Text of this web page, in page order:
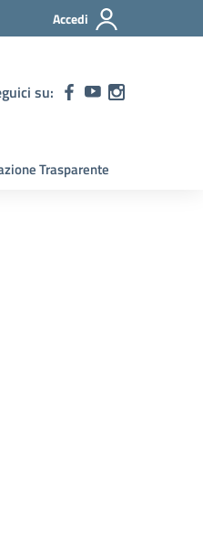
Accedi
su:
Trasparente